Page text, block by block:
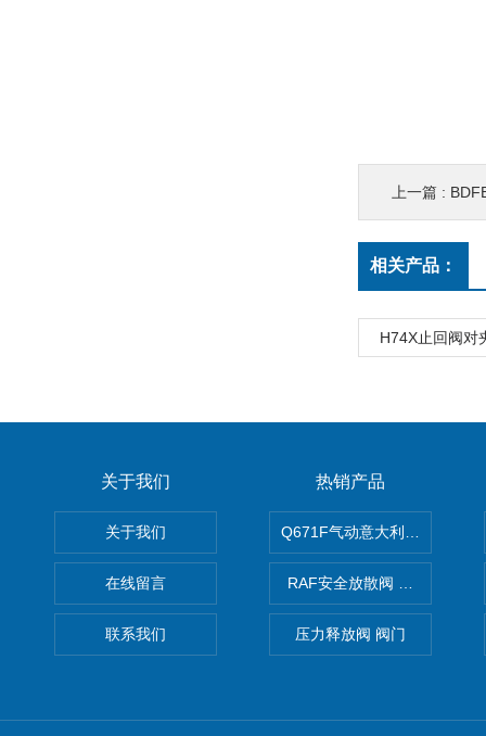
上一篇 :
相关产品：
H74X止回阀对
关于我们
关于我们
在线留言
联系我们
热销产品
Q671F气动意大利式薄型球阀
RAF安全放散阀 阀生产
压力释放阀 阀门